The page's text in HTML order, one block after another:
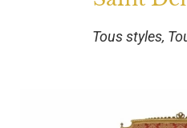
Tous styles,